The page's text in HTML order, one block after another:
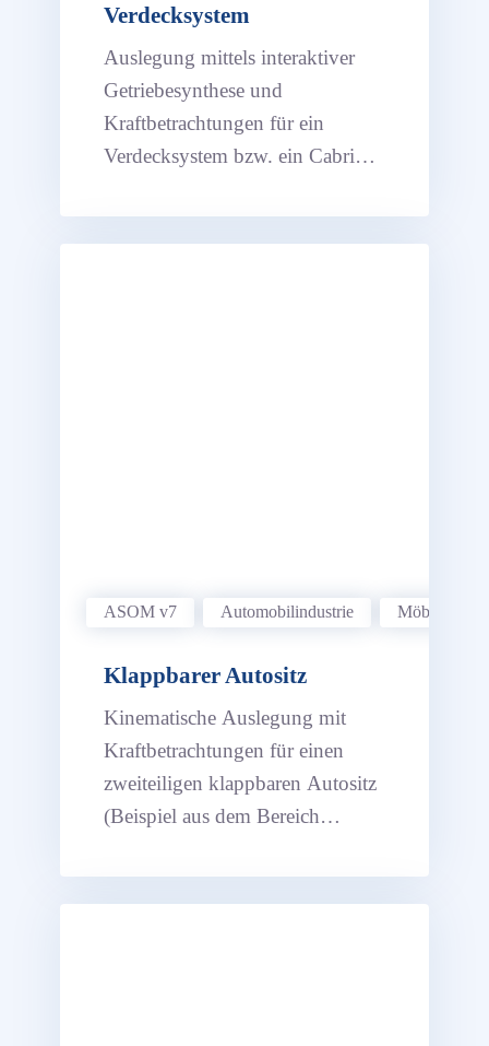
Verdecksystem
Auslegung mittels interaktiver
Getriebesynthese und
Kraftbetrachtungen für ein
Verdecksystem bzw. ein Cabrio-
ASOM v7 Automobil­industrie
Klappbarer Autositz
Kinematische Auslegung mit
Kraftbetrachtungen für einen
zweiteiligen klappbaren Autositz
(Beispiel aus dem Bereich